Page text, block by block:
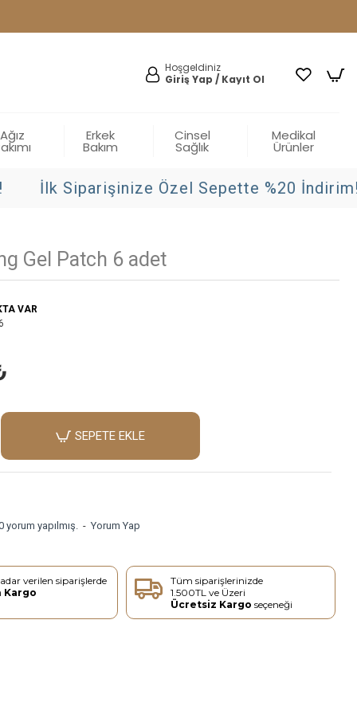
Hoşgeldiniz
Giriş Yap / Kayıt Ol
Ağız Erkek
Bakım
Cinsel
Sağlık
Medikal
Ürünler
İlk Siparişinize Özel Sepette %20 İndirim!
Gel Patch 6 adet
VAR
yorum yapılmış. - Yorum Yap
SEPETE EKLE
verilen siparişlerde
Kargo
Tüm siparişlerinizde
1.500TL ve Üzeri
Ücretsiz Kargo seçeneği